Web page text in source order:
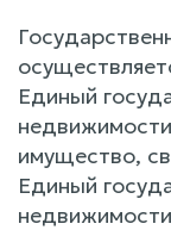
Единый
имущество,
Единый